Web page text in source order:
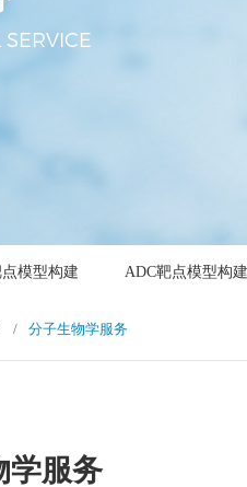
模型构建 ADC靶点模型构建
/ 分子生物学服务
学服务